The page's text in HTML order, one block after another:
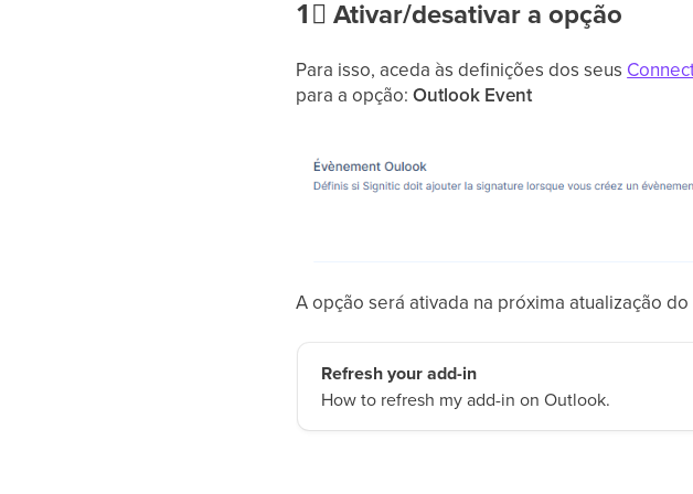
1⃣Ativar/desativar a opção
Para isso, aceda às definições dos seus
para a opção:Outlook Event
A opção será ativada na próxima atualização
Refresh your add-in
How to refresh my add-in on Outlook.